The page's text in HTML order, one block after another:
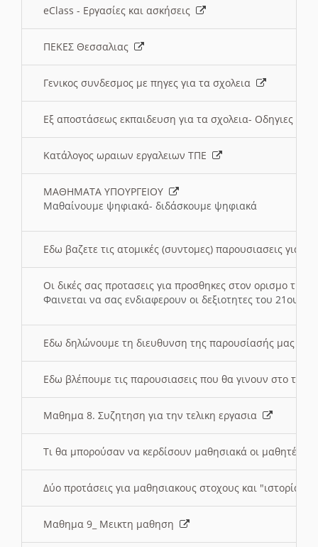
eClass - Εργασίες και ασκήσεις
ΠΕΚΕΣ Θεσσαλιας
Γενικος συνδεσμος με πηγες για τα σχολεια
Εξ αποστάσεως εκπαιδευση για τα σχολεια- Οδηγιες
Κατάλογος ωραιων εργαλειων ΤΠΕ
ΜΑΘΗΜΑΤΑ ΥΠΟΥΡΓΕΙΟΥ
Μαθαίνουμε ψηφιακά- διδάσκουμε ψηφιακά
Εδω βαζετε τις ατομικές (συντομες) παρουσιασεις για
Οι δικές σας προτασεις για προσθηκες στον ορισμο
Φαινεται να σας ενδιαφερουν οι δεξιοτητες του 21ου
Εδω δηλώνουμε τη διευθυνση της παρουσίασής μας
Εδω βλέπουμε τις παρουσιασεις που θα γινουν στο
Μαθημα 8. Συζητηση για την τελικη εργασια
Τι θα μπορούσαν να κερδίσουν μαθησιακά οι μαθητές/
Δύο προτάσεις για μαθησιακους στοχους και "ιστορία"
Μαθημα 9_ Μεικτη μαθηση